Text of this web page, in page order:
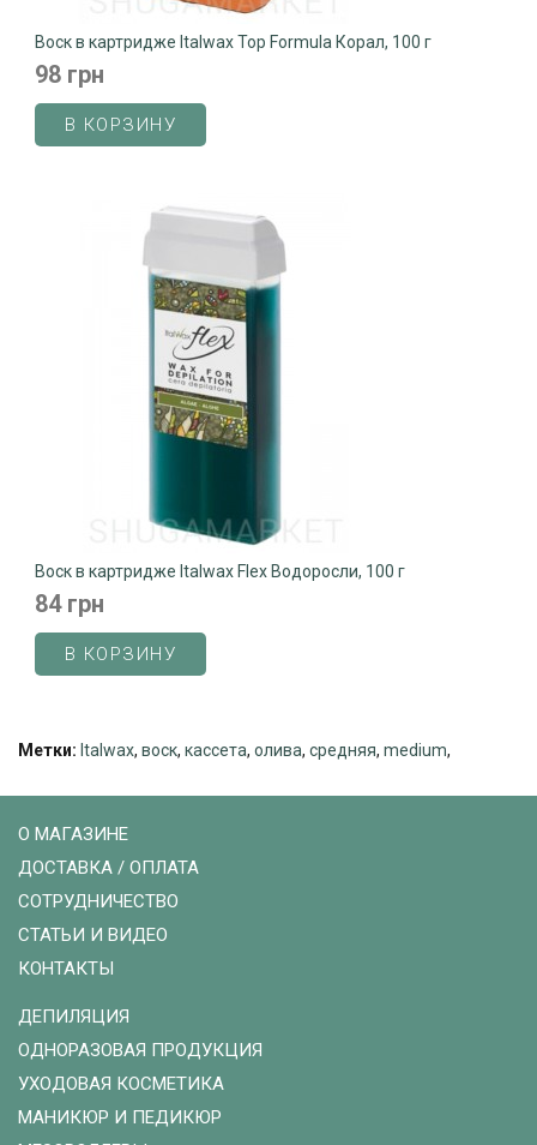
Воск в картридже Italwax Top Formula Корал, 100 г
98 грн
В КОРЗИНУ
Воск в картридже Italwax Flex Водоросли, 100 г
84 грн
В КОРЗИНУ
Метки: Italwax, воск, кассета, олива, средняя, medium,
О МАГАЗИНЕ
ДОСТАВКА / ОПЛАТА
СОТРУДНИЧЕСТВО
СТАТЬИ И ВИДЕО
КОНТАКТЫ
ДЕПИЛЯЦИЯ
ОДНОРАЗОВАЯ ПРОДУКЦИЯ
УХОДОВАЯ КОСМЕТИКА
МАНИКЮР И ПЕДИКЮР